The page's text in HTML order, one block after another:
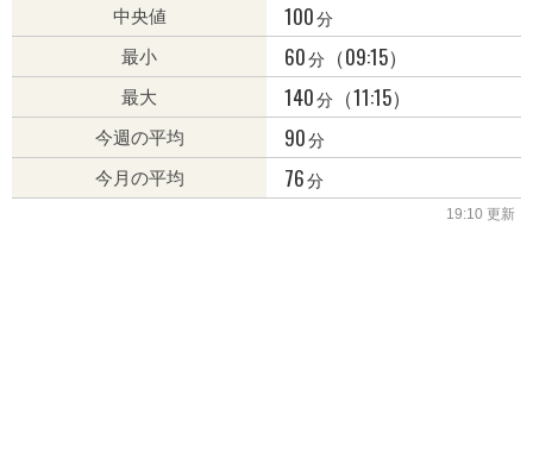
中央値 100分
最小 60分 （09:15）
最大 140分 （11:15）
今週の平均 90分
今月の平均 76分
19:10 更新